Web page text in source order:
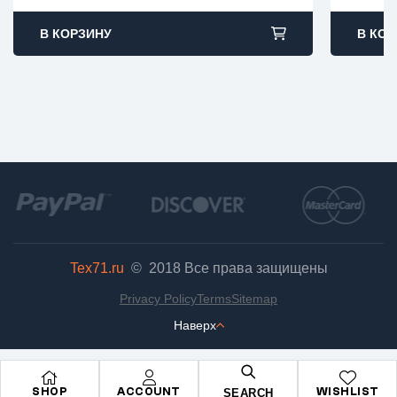
В КОРЗИНУ В
SHOP ACCOUNT SEARCH WISHLIST
Tex71.ru © 2018 Все права защищены
Наверх
Privacy PolicyTermsSitemap